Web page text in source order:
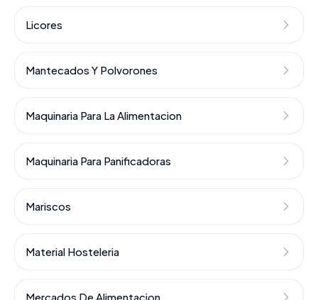
Licores
Mantecados Y Polvorones
Maquinaria Para La Alimentacion
Maquinaria Para Panificadoras
Mariscos
Material Hosteleria
Mercados De Alimentacion